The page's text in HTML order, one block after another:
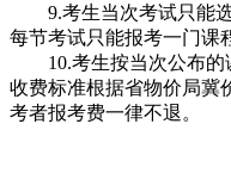
9.考生当次考试只能选
每节考试只能报考一门课
10.考生按当次公布的
收费标准根据省物价局冀
考者报考费一律不退。